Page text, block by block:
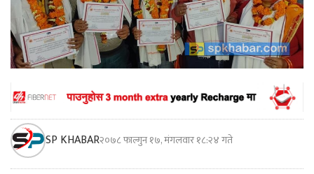
SP KHABAR२०७८ फाल्गुन १७, मंगलवार १८:२४ गते